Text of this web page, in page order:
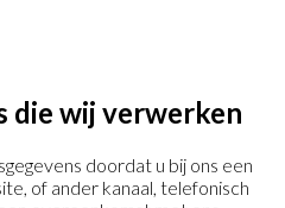
die wij verwerken
doordat u bij ons een
of ander kanaal, telefonisch